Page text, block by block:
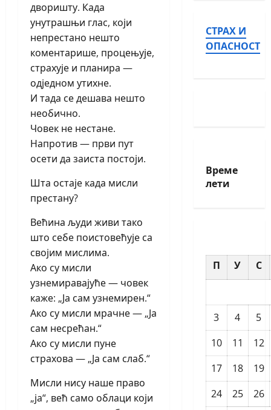
дворишту. Када
унутрашњи глас, који
непрестано нешто
коментарише, процењује,
страхује и планира —
одједном утихне.
И тада се дешава нешто
необично.
Човек не нестане.
Напротив — први пут
осети да заиста постоји.
Шта остаје када мисли
престану?
Већина људи живи тако
што себе поистовећује са
својим мислима.
Ако су мисли
узнемиравајуће — човек
каже: „Ја сам узнемирен.“
Ако су мисли мрачне — „Ја
сам несрећан.“
Ако су мисли пуне
страхова — „Ја сам слаб.“
Мисли нису наше право
„ја“, већ само облаци који
СТРАХ И
ОПАСНОСТ
Време
лети
П У С
3 4
5
10
11
12
17
18
19
24
25
26